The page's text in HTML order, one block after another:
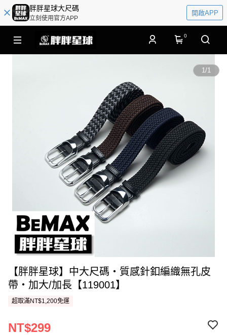
胖胖星球大尺碼
立刻使用官方APP
開啟APP
0
1/1
【胖胖星球】中大尺碼‧質感針釦編織無孔皮
帶‧加大/加長【119001】
超取滿NT$1,200免運
NT$299